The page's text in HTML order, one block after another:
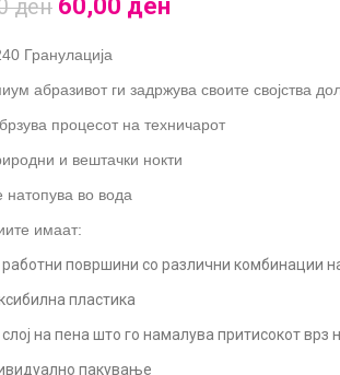
ден 60,00 ден
Гранулација
абразивот ги задржува своите својства
процесот на техничарот
и вештачки нокти
натопува во вода
имаат:
површини со различни комбинации
пластика
на пена што го намалува притисокот врз
пакување